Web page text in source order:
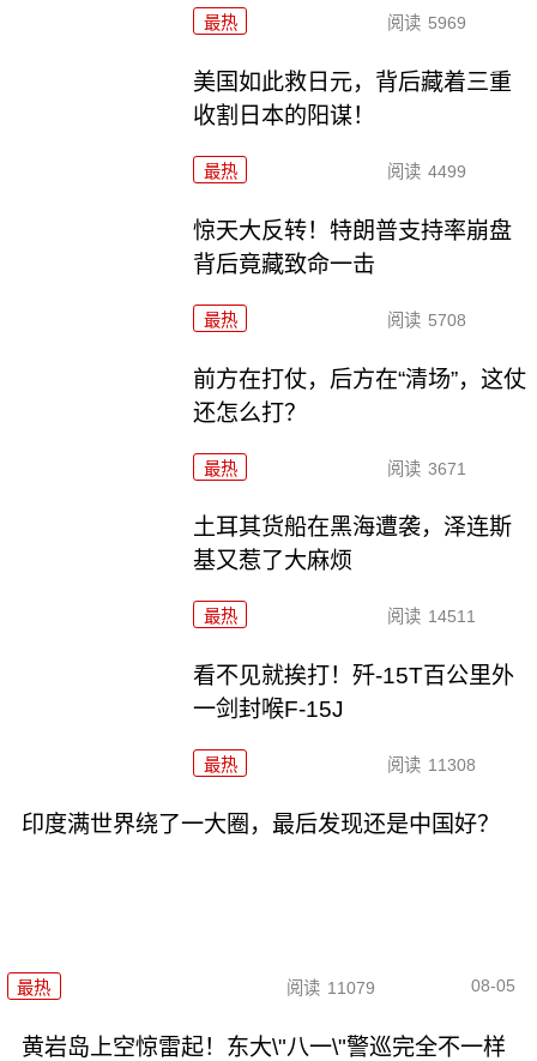
最热 阅读 5969
美国如此救日元，背后藏着三重
收割日本的阳谋！
最热 阅读 4499
惊天大反转！特朗普支持率崩盘
背后竟藏致命一击
最热 阅读 5708
前方在打仗，后方在“清场”，这仗
还怎么打？
最热 阅读 3671
土耳其货船在黑海遭袭，泽连斯
基又惹了大麻烦
最热 阅读 14511
看不见就挨打！歼-15T百公里外
一剑封喉F-15J
最热 阅读 11308
印度满世界绕了一大圈，最后发现还是中国好？
最热 阅读 11079 08-05
黄岩岛上空惊雷起！东大\"八一\"警巡完全不一样